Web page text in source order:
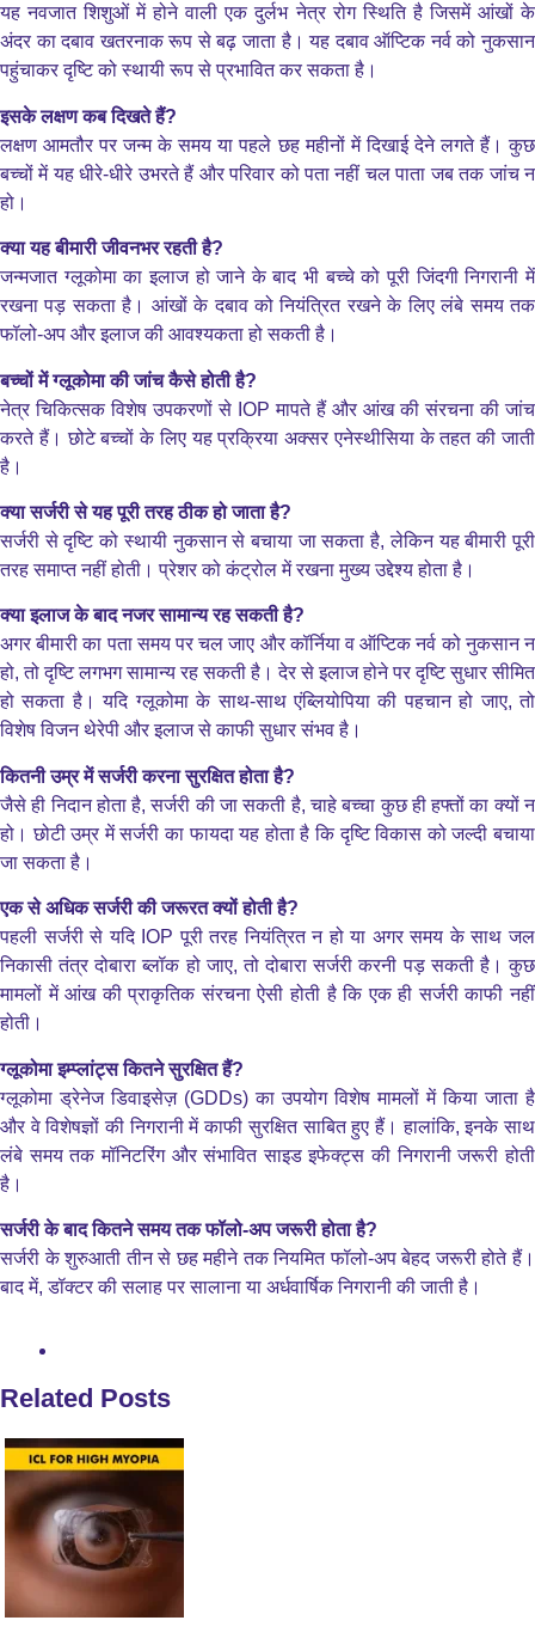
यह नवजात शिशुओं में होने वाली एक दुर्लभ नेत्र रोग स्थिति है जिसमें आंखों के
अंदर का दबाव खतरनाक रूप से बढ़ जाता है। यह दबाव ऑप्टिक नर्व को नुकसान
पहुंचाकर दृष्टि को स्थायी रूप से प्रभावित कर सकता है।
इसके लक्षण कब दिखते हैं?
लक्षण आमतौर पर जन्म के समय या पहले छह महीनों में दिखाई देने लगते हैं। कुछ
बच्चों में यह धीरे-धीरे उभरते हैं और परिवार को पता नहीं चल पाता जब तक जांच न
हो।
क्या यह बीमारी जीवनभर रहती है?
जन्मजात ग्लूकोमा का इलाज हो जाने के बाद भी बच्चे को पूरी जिंदगी निगरानी में
रखना पड़ सकता है। आंखों के दबाव को नियंत्रित रखने के लिए लंबे समय तक
फॉलो-अप और इलाज की आवश्यकता हो सकती है।
बच्चों में ग्लूकोमा की जांच कैसे होती है?
नेत्र चिकित्सक विशेष उपकरणों से IOP मापते हैं और आंख की संरचना की जांच
करते हैं। छोटे बच्चों के लिए यह प्रक्रिया अक्सर एनेस्थीसिया के तहत की जाती
है।
क्या सर्जरी से यह पूरी तरह ठीक हो जाता है?
सर्जरी से दृष्टि को स्थायी नुकसान से बचाया जा सकता है, लेकिन यह बीमारी पूरी
तरह समाप्त नहीं होती। प्रेशर को कंट्रोल में रखना मुख्य उद्देश्य होता है।
क्या इलाज के बाद नजर सामान्य रह सकती है?
अगर बीमारी का पता समय पर चल जाए और कॉर्निया व ऑप्टिक नर्व को नुकसान न
हो, तो दृष्टि लगभग सामान्य रह सकती है। देर से इलाज होने पर दृष्टि सुधार सीमित
हो सकता है। यदि ग्लूकोमा के साथ-साथ एंब्लियोपिया की पहचान हो जाए, तो
विशेष विजन थेरेपी और इलाज से काफी सुधार संभव है।
कितनी उम्र में सर्जरी करना सुरक्षित होता है?
जैसे ही निदान होता है, सर्जरी की जा सकती है, चाहे बच्चा कुछ ही हफ्तों का क्यों न
हो। छोटी उम्र में सर्जरी का फायदा यह होता है कि दृष्टि विकास को जल्दी बचाया
जा सकता है।
एक से अधिक सर्जरी की जरूरत क्यों होती है?
पहली सर्जरी से यदि IOP पूरी तरह नियंत्रित न हो या अगर समय के साथ जल
निकासी तंत्र दोबारा ब्लॉक हो जाए, तो दोबारा सर्जरी करनी पड़ सकती है। कुछ
मामलों में आंख की प्राकृतिक संरचना ऐसी होती है कि एक ही सर्जरी काफी नहीं
होती।
ग्लूकोमा इम्प्लांट्स कितने सुरक्षित हैं?
ग्लूकोमा ड्रेनेज डिवाइसेज़ (GDDs) का उपयोग विशेष मामलों में किया जाता है
और वे विशेषज्ञों की निगरानी में काफी सुरक्षित साबित हुए हैं। हालांकि, इनके साथ
लंबे समय तक मॉनिटरिंग और संभावित साइड इफेक्ट्स की निगरानी जरूरी होती
है।
सर्जरी के बाद कितने समय तक फॉलो-अप जरूरी होता है?
सर्जरी के शुरुआती तीन से छह महीने तक नियमित फॉलो-अप बेहद जरूरी होते हैं।
बाद में, डॉक्टर की सलाह पर सालाना या अर्धवार्षिक निगरानी की जाती है।
Related Posts